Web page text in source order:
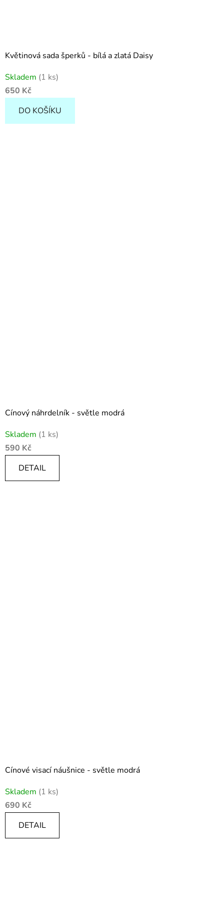
Květinová sada šperků - bílá a zlatá Daisy
Skladem (1 ks)
650 Kč
DO KOŠÍKU
Cínový náhrdelník - světle modrá
Skladem (1 ks)
590 Kč
DETAIL
Cínové visací náušnice - světle modrá
Skladem (1 ks)
690 Kč
DETAIL